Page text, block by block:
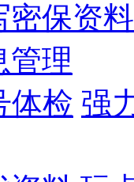
密保资料
管理
体检 强